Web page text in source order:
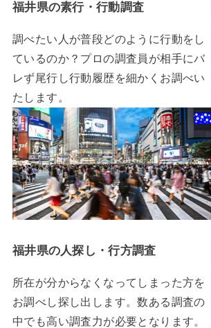
福井県の素行・行動調査
調べたい人が普段どのように行動をし
ているのか？プロの調査員が相手にバ
レず尾行し行動履歴を細かくお調べい
たします。
福井県の人探し・行方調査
所在が分からなくなってしまった方を
お調べし探し出します。数ある調査の
中でも高い調査力が必要となります。